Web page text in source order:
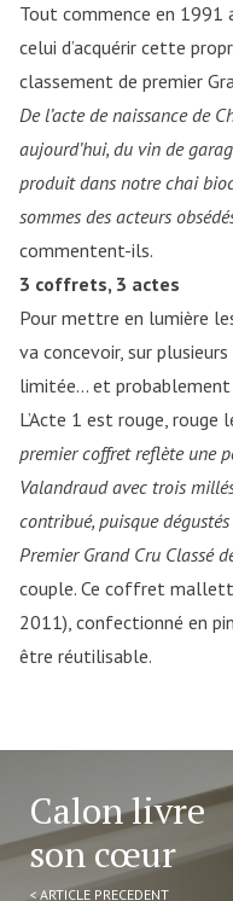
Tout commence en 1991
celui d’acquérir cette
classement de premier
De l’acte de naissance de
aujourd’hui, du vin de
produit dans notre chai
sommes des acteurs
commentent-ils.
3 coffrets, 3 actes
Pour mettre en lumière
va concevoir, sur
limitée… et probablement
L’Acte 1 est rouge, rouge
premier coffret reflète une
Valandraud avec trois
contribué, puisque
Premier Grand Cru Classé
couple. Ce coffret
2011), confectionné en
être réutilisable.
Calon livre
son cœur
< ARTICLE PRECEDENT